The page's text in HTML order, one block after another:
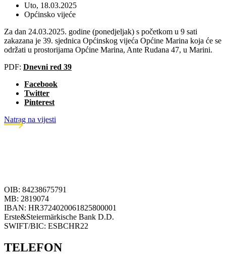
Uto, 18.03.2025
Općinsko vijeće
Za dan 24.03.2025. godine (ponedjeljak) s početkom u 9 sati
zakazana je 39. sjednica Općinskog vijeća Općine Marina koja će se
održati u prostorijama Općine Marina, Ante Rudana 47, u Marini.
PDF: Dnevni red 39
Facebook
Twitter
Pinterest
Natrag na vijesti
OIB: 84238675791
MB: 2819074
IBAN: HR3724020061825800001
Erste&Steiermärkische Bank D.D.
SWIFT/BIC: ESBCHR22
TELEFON